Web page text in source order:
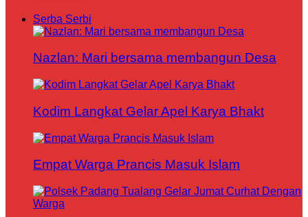
Serba Serbi
Nazlan: Mari bersama membangun Desa
Kodim Langkat Gelar Apel Karya Bhakt
Empat Warga Prancis Masuk Islam